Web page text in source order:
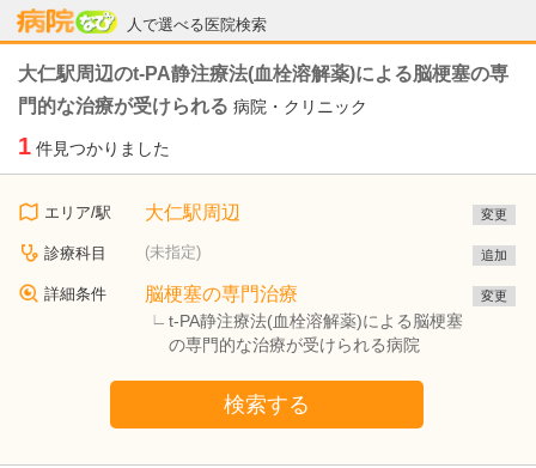
人で選べる医院検索
病院なび
大仁駅周辺のt-PA静注療法(血栓溶解薬)による脳梗塞の専
門的な治療が受けられる 病院・クリニック
1 件見つかりました
エリア/駅 大仁駅周辺 変更
診療科目 (未指定) 追加
詳細条件 脳梗塞の専門治療
t-PA静注療法(血栓溶解薬)による脳梗塞
の専門的な治療が受けられる病院
変更
検索する